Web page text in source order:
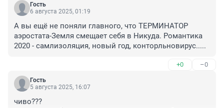
Гость
6 августа 2025, 01:19
А вы ещё не поняли главного, что ТЕРМИНАТОР
аэростата-Земля смещает себя в Никуда. Романтика
2020 - самлизоляция, новый год, конторльновирус.....
+0 –0
Гость
5 августа 2025, 16:07
чиво???